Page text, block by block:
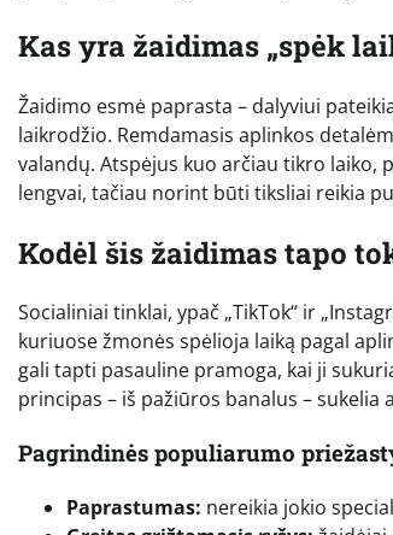
Kas yra žaidimas „spėk
Žaidimo esmė paprasta – dalyviui
laikrodžio. Remdamasis aplinkos
valandų. Atspėjus kuo arčiau tikro laiko,
lengvai, tačiau norint būti tiksliai reikia
Kodėl šis žaidimas tapo
Socialiniai tinklai, ypač „TikTok“ ir
kuriuose žmonės spėlioja laiką pagal
gali tapti pasauline pramoga, kai ji
principas – iš pažiūros banalus –
Pagrindinės populiarumo
Paprastumas: nereikia jokio